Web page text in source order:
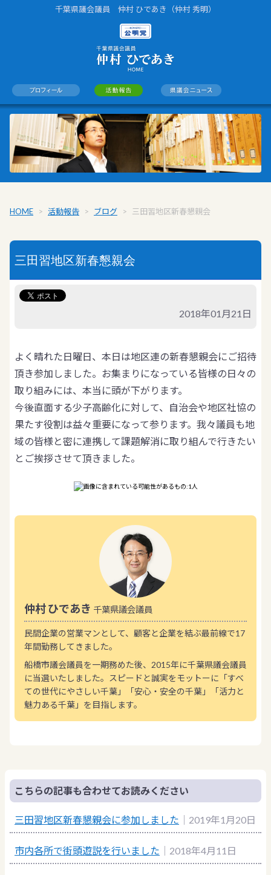
千葉県議会議員 仲村 ひであき（仲村 秀明）
HOME > 活動報告 > ブログ > 三田習地区新春懇親会
三田習地区新春懇親会
2018年01月21日
よく晴れた日曜日、本日は地区連の新春懇親会にご招待
頂き参加しました。お集まりになっている皆様の日々の
取り組みには、本当に頭が下がります。
今後直面する少子高齢化に対して、自治会や地区社協の
果たす役割は益々重要になって参ります。我々議員も地
域の皆様と密に連携して課題解消に取り組んで行きたい
とご挨拶させて頂きました。
仲村 ひであき 千葉県議会議員
民間企業の営業マンとして、顧客と企業を結ぶ最前線で17
年間勤務してきました。
船橋市議会議員を一期務めた後、2015年に千葉県議会議員
に当選いたしました。スピードと誠実をモットーに「すべ
ての世代にやさしい千葉」「安心・安全の千葉」「活力と
魅力ある千葉」を目指します。
こちらの記事も合わせてお読みください
三田習地区新春懇親会に参加しました ｜2019年1月20日
市内各所で街頭遊説を行いました ｜2018年4月11日